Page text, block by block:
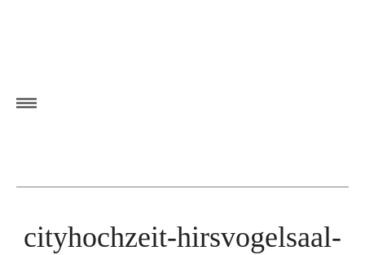
cityhochzeit-hirsvogelsaal-